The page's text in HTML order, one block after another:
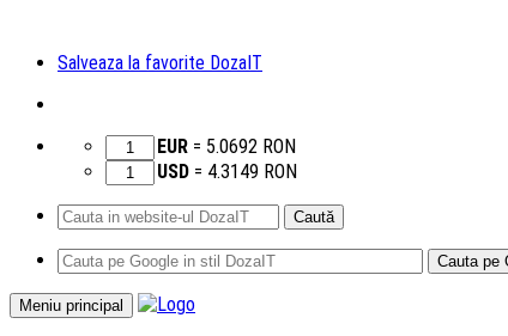
Salveaza la favorite DozaIT
EUR = 5.0692 RON
USD = 4.3149 RON
Caută
după:
Meniu principal
Sari